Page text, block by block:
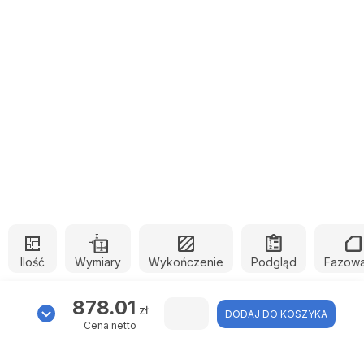
Ilość Wymiary Wykończenie Podgląd
878.01 zł
Cena netto
DODAJ DO KOSZYKA